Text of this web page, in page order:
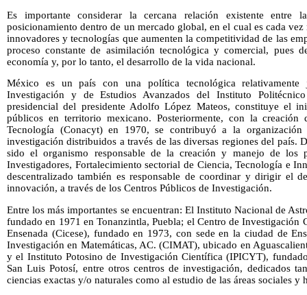
Es importante considerar la cercana relación existente
posicionamiento dentro de un mercado global, en el cual es cada
innovadores y tecnologías que aumenten la competitividad de las
proceso constante de asimilación tecnológica y comercial, pues
economía y, por lo tanto, el desarrollo de la vida nacional.
México es un país con una política tecnológica
Investigación y de Estudios Avanzados del Instituto
presidencial del presidente Adolfo López Mateos, constituye el
públicos en territorio mexicano. Posteriormente, con la
Tecnología (Conacyt) en 1970, se contribuyó a la
investigación distribuidos a través de las diversas regiones del país.
sido el organismo responsable de la creación y manejo de los
Investigadores, Fortalecimiento sectorial de Ciencia, Tecnología e
descentralizado también es responsable de coordinar y dirigir el
innovación, a través de los Centros Públicos de Investigación.
Entre los más importantes se encuentran: El Instituto Nacional de
fundado en 1971 en Tonanzintla, Puebla; el Centro de Investigación
Ensenada (Cicese), fundado en 1973, con sede en la ciudad de
Investigación en Matemáticas, AC. (CIMAT), ubicado en
y el Instituto Potosino de Investigación Científica (IPICYT),
San Luis Potosí, entre otros centros de investigación, dedicados
ciencias exactas y/o naturales como al estudio de las áreas sociales y